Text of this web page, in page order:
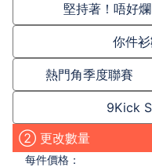
堅持著！唔好爛
你件
熱門角季度聯賽
9Kick
② 更改數量
每件價格：